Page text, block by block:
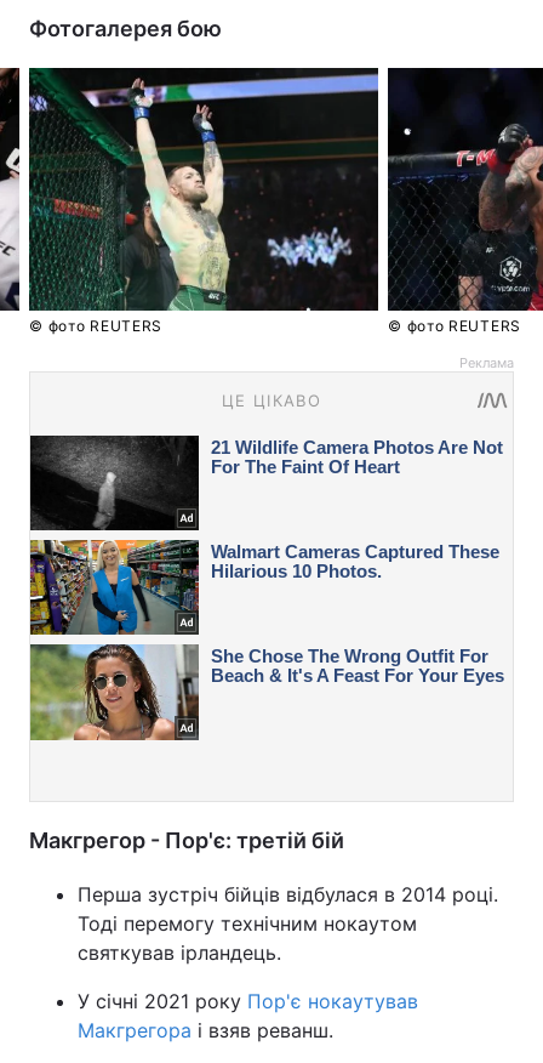
Фотогалерея бою
© фото REUTERS © фото REUTERS
Реклама
Макгрегор - Пор'є: третій бій
Перша зустріч бійців відбулася в 2014 році.
Тоді перемогу технічним нокаутом
святкував ірландець.
У січні 2021 року Пор'є нокаутував
Макгрегора і взяв реванш.